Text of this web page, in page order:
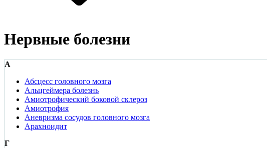
Нервные болезни
А
Абсцесс головного мозга
Альцгеймера болезнь
Амиотрофический боковой склероз
Амиотрофия
Аневризма сосудов головного мозга
Арахноидит
Г